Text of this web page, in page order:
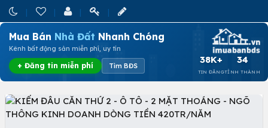
Mua Bán Nhà Đất Nhanh Chóng
Kênh bất động sản miễn phí, uy tín
+ Đăng tin miễn phí Tìm BĐS
38K+
TIN ĐĂNG
34
TỈNH THÀNH